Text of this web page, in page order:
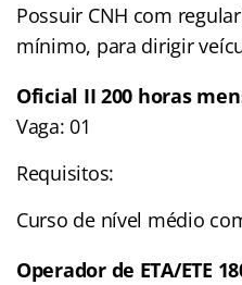
Possuir CNH com
mínimo, para dirigir
Oficial II 200 horas
Vaga: 01
Requisitos:
Curso de nível médio
Operador de ETA/ETE